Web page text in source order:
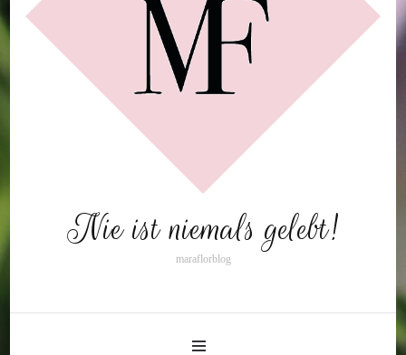
Nie ist niemals gelebt!
maraflorblog